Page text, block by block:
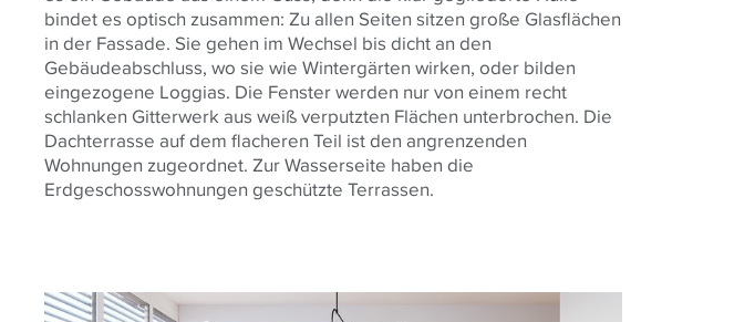
bindet es optisch zusammen: Zu allen Seiten sitzen große Glasflächen
in der Fassade. Sie gehen im Wechsel bis dicht an den
Gebäudeabschluss, wo sie wie Wintergärten wirken, oder bilden
eingezogene Loggias. Die Fenster werden nur von einem recht
schlanken Gitterwerk aus weiß verputzten Flächen unterbrochen. Die
Dachterrasse auf dem flacheren Teil ist den angrenzenden
Wohnungen zugeordnet. Zur Wasserseite haben die
Erdgeschosswohnungen geschützte Terrassen.